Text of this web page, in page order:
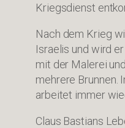
Kriegsdienst
Nach dem Krieg
Israelis und wird
mit der Malerei
mehrere Brunnen.
arbeitet immer
Claus Bastians